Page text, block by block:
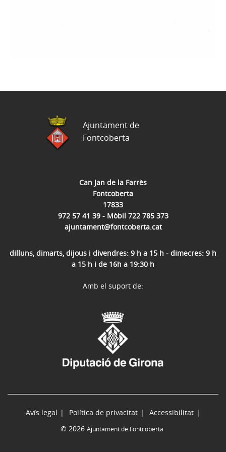
Can Jan de la Farrès
Fontcoberta
17833
972 57 41 39 - Mòbil 722 785 373
ajuntament@fontcoberta.cat
dilluns, dimarts, dijous i divendres: 9 h a 15 h - dimecres: 9 h
a 15 h i de 16h a 19:30 h
Ajuntament de
Fontcoberta
Avís legal Política de privacitat
Accessibilitat
© 2026 Ajuntament de Fontcoberta
Amb el suport de: